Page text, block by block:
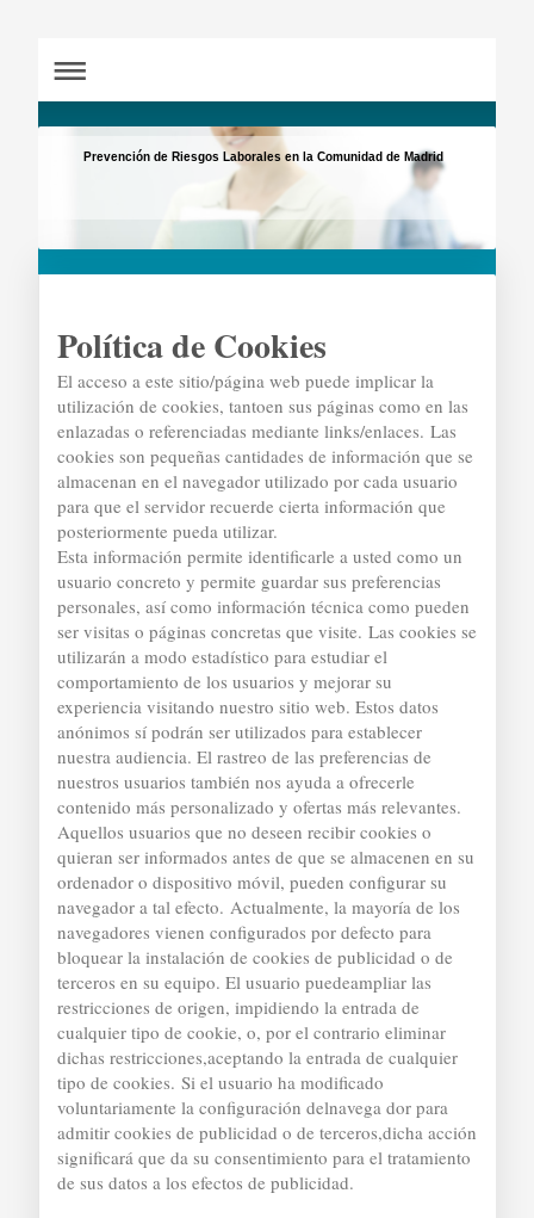
Prevención de Riesgos Laborales en la Comunidad de Madrid
Política de Cookies
El acceso a este sitio/página web puede implicar la
utilización de cookies, tantoen sus páginas como en las
enlazadas o referenciadas mediante links/enlaces. Las
cookies son pequeñas cantidades de información que se
almacenan en el navegador utilizado por cada usuario
para que el servidor recuerde cierta información que
posteriormente pueda utilizar.
Esta información permite identificarle a usted como un
usuario concreto y permite guardar sus preferencias
personales, así como información técnica como pueden
ser visitas o páginas concretas que visite. Las cookies se
utilizarán a modo estadístico para estudiar el
comportamiento de los usuarios y mejorar su
experiencia visitando nuestro sitio web. Estos datos
anónimos sí podrán ser utilizados para establecer
nuestra audiencia. El rastreo de las preferencias de
nuestros usuarios también nos ayuda a ofrecerle
contenido más personalizado y ofertas más relevantes.
Aquellos usuarios que no deseen recibir cookies o
quieran ser informados antes de que se almacenen en su
ordenador o dispositivo móvil, pueden configurar su
navegador a tal efecto. Actualmente, la mayoría de los
navegadores vienen configurados por defecto para
bloquear la instalación de cookies de publicidad o de
terceros en su equipo. El usuario puedeampliar las
restricciones de origen, impidiendo la entrada de
cualquier tipo de cookie, o, por el contrario eliminar
dichas restricciones,aceptando la entrada de cualquier
tipo de cookies. Si el usuario ha modificado
voluntariamente la configuración delnavega dor para
admitir cookies de publicidad o de terceros,dicha acción
significará que da su consentimiento para el tratamiento
de sus datos a los efectos de publicidad.